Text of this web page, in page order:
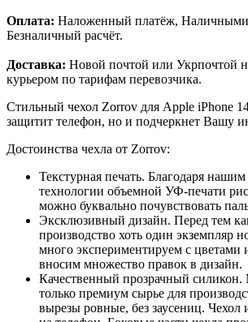
Оплата: Наложенный платёж,
Безналичный расчёт.
Доставка: Новой почтой или Укрпочтой
курьером по тарифам перевозчика.
Стильный чехол Zorrov для Apple iPhone
защитит телефон, но и подчеркнет Вашу
Достоинства чехла от Zorrov:
Текстурная печать. Благодаря
технологии объемной УФ-печати
можно буквально почувствовать
Эксклюзивный дизайн. Перед тем
производство хоть один экземпляр
много экспериментируем с цветами
вносим множество правок в дизайн.
Качественный прозрачный
только премиум сырье для
вырезы ровные, без заусениц. Чехол